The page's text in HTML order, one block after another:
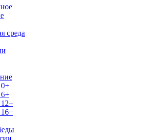
среда